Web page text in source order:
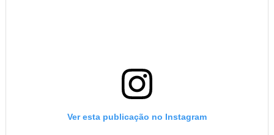
Ver esta publicação no Instagram